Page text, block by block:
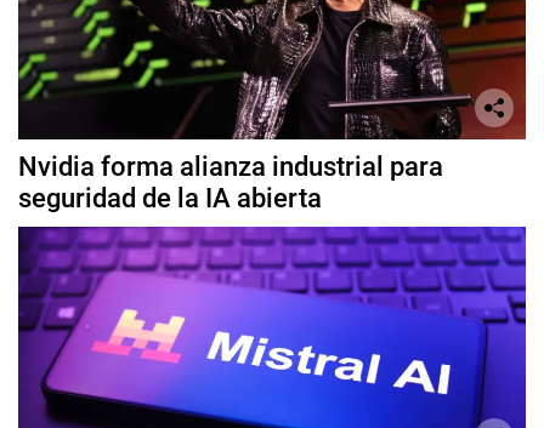
Nvidia forma alianza industrial para
seguridad de la IA abierta